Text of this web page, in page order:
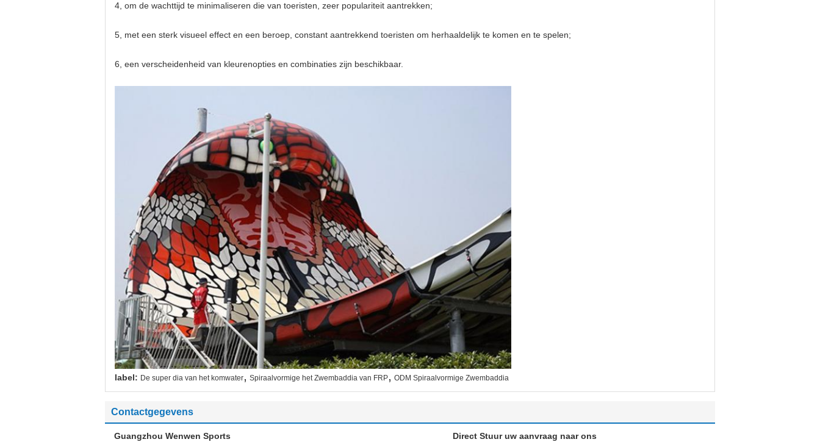
4, om de wachttijd te minimaliseren die van toeristen, zeer populariteit aantrekken;
5, met een sterk visueel effect en een beroep, constant aantrekkend toeristen om herhaaldelijk te komen en te spelen;
6, een verscheidenheid van kleurenopties en combinaties zijn beschikbaar.
label: De super dia van het komwater Spiraalvormige het Zwembaddia van FRP ODM Spiraalvormige Zwembaddia
Contactgegevens
Guangzhou Wenwen Sports
Direct Stuur uw aanvraag naar ons